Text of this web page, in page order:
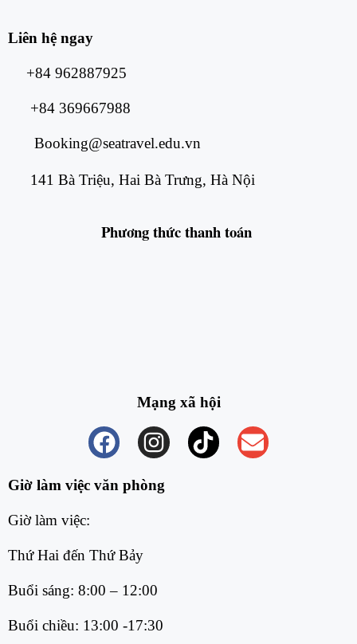
Liên hệ ngay
+84 962887925
+84 369667988
Booking@seatravel.edu.vn
141 Bà Triệu, Hai Bà Trưng, Hà Nội
Phương thứcthanh toán
Mạng xã hội
Giờ làm việc văn phòng
Giờ làm việc:
Thứ Hai đến Thứ Bảy
Buổi sáng: 8:00 – 12:00
Buổi chiều: 13:00 -17:30